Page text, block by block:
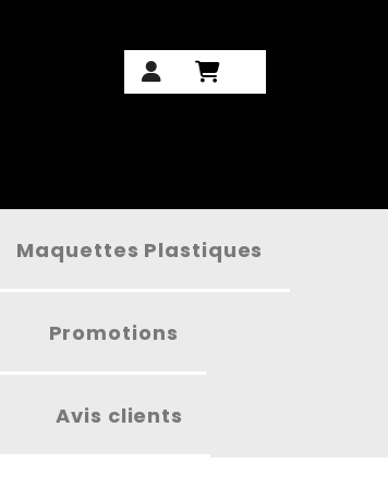
Maquettes Plastiques
Promotions
Avis clients